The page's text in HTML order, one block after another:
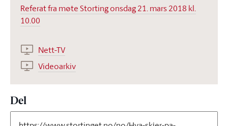
Referat fra møte Storting onsdag 21. mars 2018 kl.
10.00
Nett-TV
Videoarkiv
Del